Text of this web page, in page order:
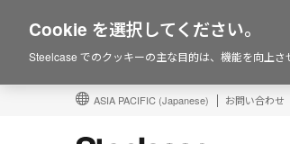
ASIA PACIFIC (Japanese) お問い合わせ
Cookie を選択してください。
Steelcase でのクッキーの主な目的は、機能を向上さ